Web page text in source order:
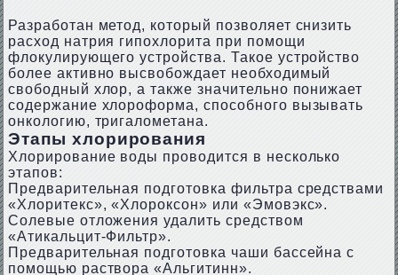
Разработан метод, который позволяет снизить
расход натрия гипохлорита при помощи
флокулирующего устройства. Такое устройство
более активно высвобождает необходимый
свободный хлор, а также значительно понижает
содержание хлороформа, способного вызывать
онкологию, тригалометана.
Этапы хлорирования
Хлорирование воды проводится в несколько
этапов:
Предварительная подготовка фильтра средствами
«Хлоритекс», «Хлороксон» или «Эмовэкс».
Солевые отложения удалить средством
«Атикальцит-Фильтр».
Предварительная подготовка чаши бассейна с
помощью раствора «Альгитинн».